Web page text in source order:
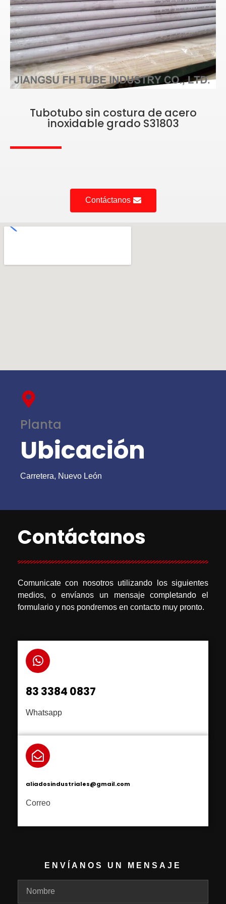
Tubotubo sin costura de acero
inoxidable grado S31803
Contáctanos
Planta
Ubicación
Carretera, Nuevo León
Contáctanos
Comunicate con nosotros utilizando los siguientes
medios, o envíanos un mensaje completando el
formulario y nos pondremos en contacto muy pronto.
83 3384 0837
Whatsapp
aliadosindustriales@gmail.com
Correo
ENVÍANOS UN MENSAJE